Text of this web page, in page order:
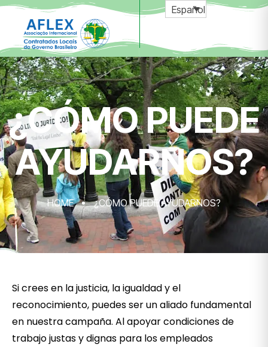
Español
¿CÓMO PUEDE
AYUDARNOS?
HOME ¿CÓMO PUEDE AYUDARNOS?
Si crees en la justicia, la igualdad y el
reconocimiento, puedes ser un aliado fundamental
en nuestra campaña. Al apoyar condiciones de
trabajo justas y dignas para los empleados